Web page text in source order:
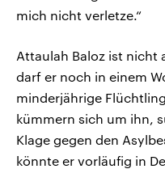
mich nicht verletze.“
Attaulah Baloz ist nicht
darf er noch in einem
minderjährige
kümmern sich um ihn,
Klage gegen den
könnte er vorläufig in